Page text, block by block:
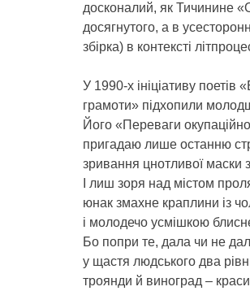
досконалий, як Тичинине
досягнутого, а в
збірка) в контексті
У 1990-х ініціативу поетів
грамоти» підхопили
Його «Переваги
пригадаю лише останню
зривання цнотливої маски
І лиш зоря над містом
юнак змахне краплини із
і молодечо усмішкою
Бо попри те, дала чи не
у щастя людського два
троянди й виноград –